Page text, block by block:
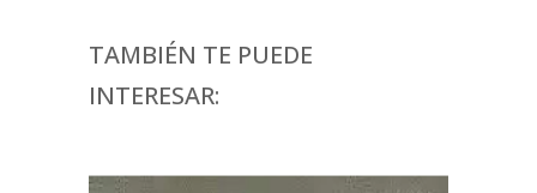
TAMBIÉN TE PUEDE
INTERESAR: